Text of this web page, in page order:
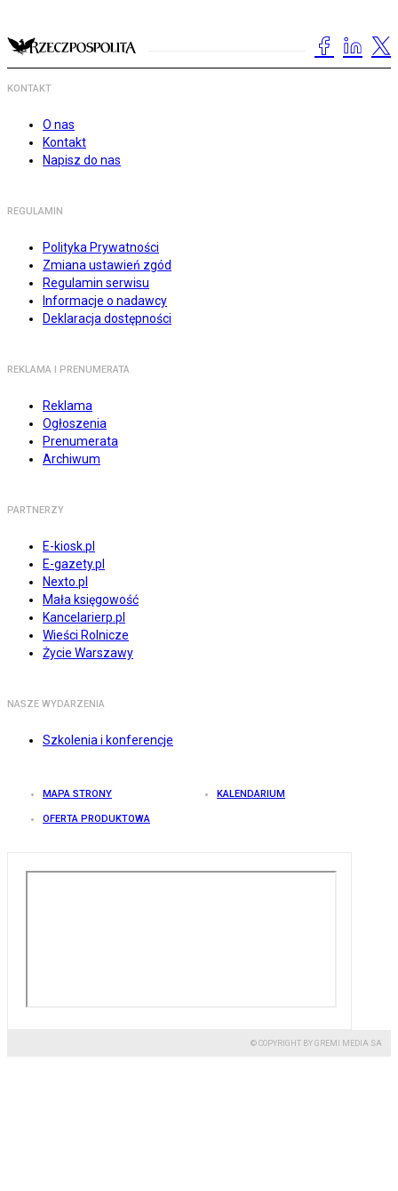
KONTAKT
O nas
Kontakt
Napisz do nas
REGULAMIN
Polityka Prywatności
Zmiana ustawień zgód
Regulamin serwisu
Informacje o nadawcy
Deklaracja dostępności
REKLAMA I PRENUMERATA
Reklama
Ogłoszenia
Prenumerata
Archiwum
PARTNERZY
E-kiosk.pl
E-gazety.pl
Nexto.pl
Mała księgowość
Kancelarierp.pl
Wieści Rolnicze
Życie Warszawy
NASZE WYDARZENIA
Szkolenia i konferencje
MAPA STRONY KALENDARIUM
OFERTA PRODUKTOWA
© COPYRIGHT BY GREMI MEDIA SA